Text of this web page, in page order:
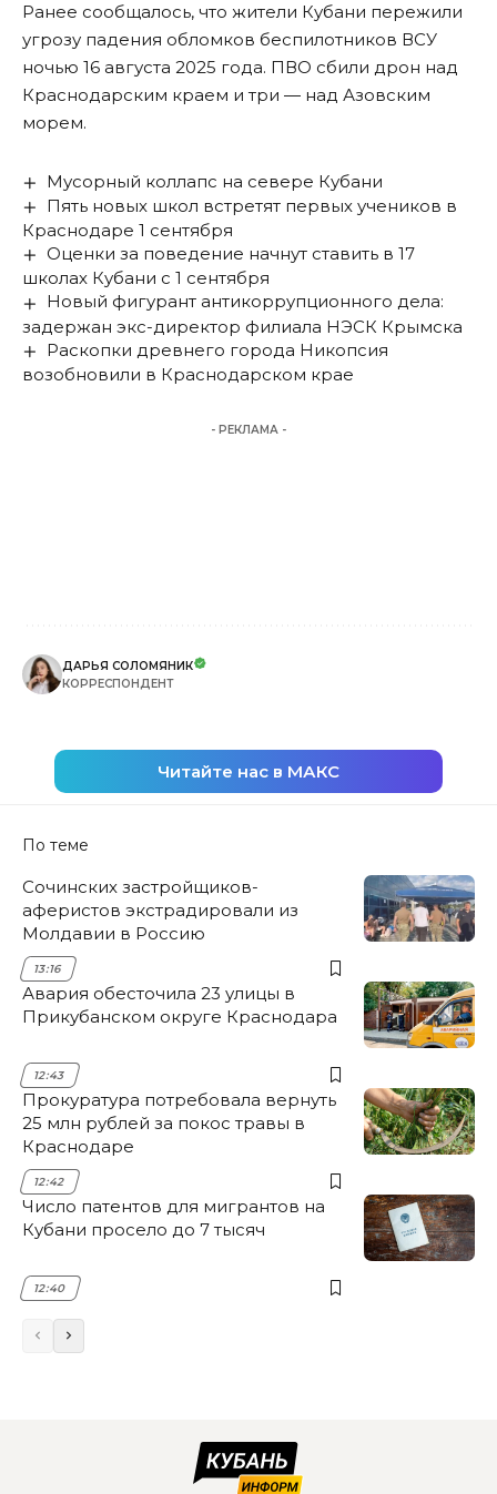
Ранее сообщалось, что жители Кубани пережили
угрозу падения обломков беспилотников ВСУ
ночью 16 августа 2025 года. ПВО сбили дрон над
Краснодарским краем и три — над Азовским
морем.
Мусорный коллапс на севере Кубани
Пять новых школ встретят первых учеников в
Краснодаре 1 сентября
Оценки за поведение начнут ставить в 17
школах Кубани с 1 сентября
Новый фигурант антикоррупционного дела:
задержан экс-директор филиала НЭСК Крымска
Раскопки древнего города Никопсия
возобновили в Краснодарском крае
- РЕКЛАМА -
ДАРЬЯ СОЛОМЯНИК
КОРРЕСПОНДЕНТ
Читайте нас в МАКС
По теме
Сочинских застройщиков-
аферистов экстрадировали из
Молдавии в Россию
13:16
Авария обесточила 23 улицы в
Прикубанском округе Краснодара
12:43
Прокуратура потребовала вернуть
25 млн рублей за покос травы в
Краснодаре
12:42
Число патентов для мигрантов на
Кубани просело до 7 тысяч
12:40